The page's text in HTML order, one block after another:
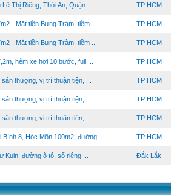
Thị Riêng, Thới An, Quận ... TP HCM
- Mặt tiền Bưng Tràm, tiềm ... TP HCM
- Mặt tiền Bưng Tràm, tiềm ... TP HCM
hẻm xe hơi 10 bước, full ... TP HCM
thượng, vị trí thuận tiện, ... TP HCM
thượng, vị trí thuận tiện, ... TP HCM
thượng, vị trí thuận tiện, ... TP HCM
8, Hóc Môn 100m2, đường ... TP HCM
Kuin, đường ô tô, sổ riêng ... Đắk Lắk